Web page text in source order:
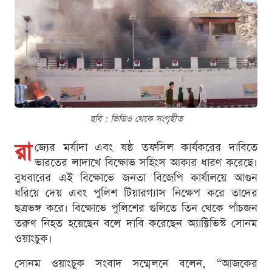
ছবি : ভিডিও থেকে সংগৃহীত
রা জ্যের মর্যাদা এবং ষষ্ঠ তফসিল কার্যকরের দাবিতে
ভারতের লাদাখে বিক্ষোভ সহিংস আকার ধারণ করেছে।
বুধবারের এই বিক্ষোভে জনতা বিজেপি কার্যালয়ে আগুন
ধরিয়ে দেয় এবং পুলিশ টিয়ারগ্যাস নিক্ষেপ করে তাদের
ছত্রভঙ্গ করে। বিক্ষোভে পুলিশের গুলিতে তিন থেকে পাঁচজন
তরুণ নিহত হয়েছেন বলে দাবি করেছেন অ্যাক্টিভিস্ট সোনম
ওয়াংচুক।
সোনম ওয়াংচুক সংবাদ সম্মেলনে বলেন, “আজকের